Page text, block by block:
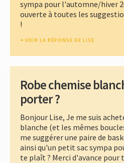
sympa pour l'automne/hiver
ouverte à toutes les
!
VOIR LA RÉPONSE DE LISE
Robe chemise
porter ?
Bonjour Lise, Je me suis
blanche (et les mêmes
me suggérer une paire de
ainsi qu'un petit sac sympa
te plaît ? Merci d'avance pour